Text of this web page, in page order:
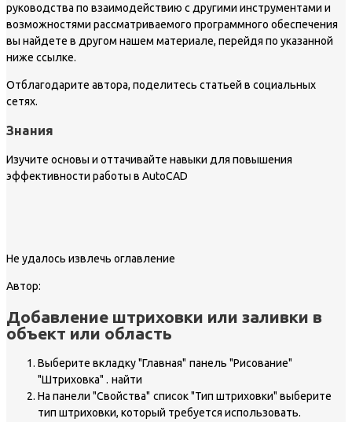
руководства по взаимодействию с другими инструментами и
возможностями рассматриваемого программного обеспечения
вы найдете в другом нашем материале, перейдя по указанной
ниже ссылке.
Отблагодарите автора, поделитесь статьей в социальных
сетях.
Знания
Изучите основы и оттачивайте навыки для повышения
эффективности работы в AutoCAD
Не удалось извлечь оглавление
Автор:
Добавление штриховки или заливки в
объект или область
Выберите вкладку "Главная" панель "Рисование"
"Штриховка" . найти
На панели "Свойства" список "Тип штриховки" выберите
тип штриховки, который требуется использовать.